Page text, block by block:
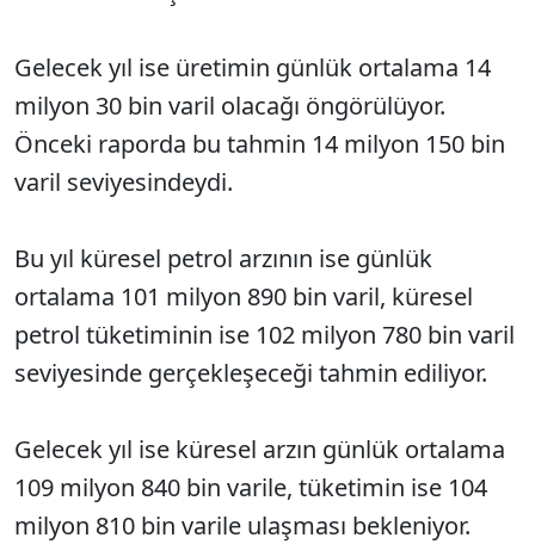
Gelecek yıl ise üretimin günlük ortalama 14
milyon 30 bin varil olacağı öngörülüyor.
Önceki raporda bu tahmin 14 milyon 150 bin
varil seviyesindeydi.
Bu yıl küresel petrol arzının ise günlük
ortalama 101 milyon 890 bin varil, küresel
petrol tüketiminin ise 102 milyon 780 bin varil
seviyesinde gerçekleşeceği tahmin ediliyor.
Gelecek yıl ise küresel arzın günlük ortalama
109 milyon 840 bin varile, tüketimin ise 104
milyon 810 bin varile ulaşması bekleniyor. ​​​​​​​ ​​​​​​​